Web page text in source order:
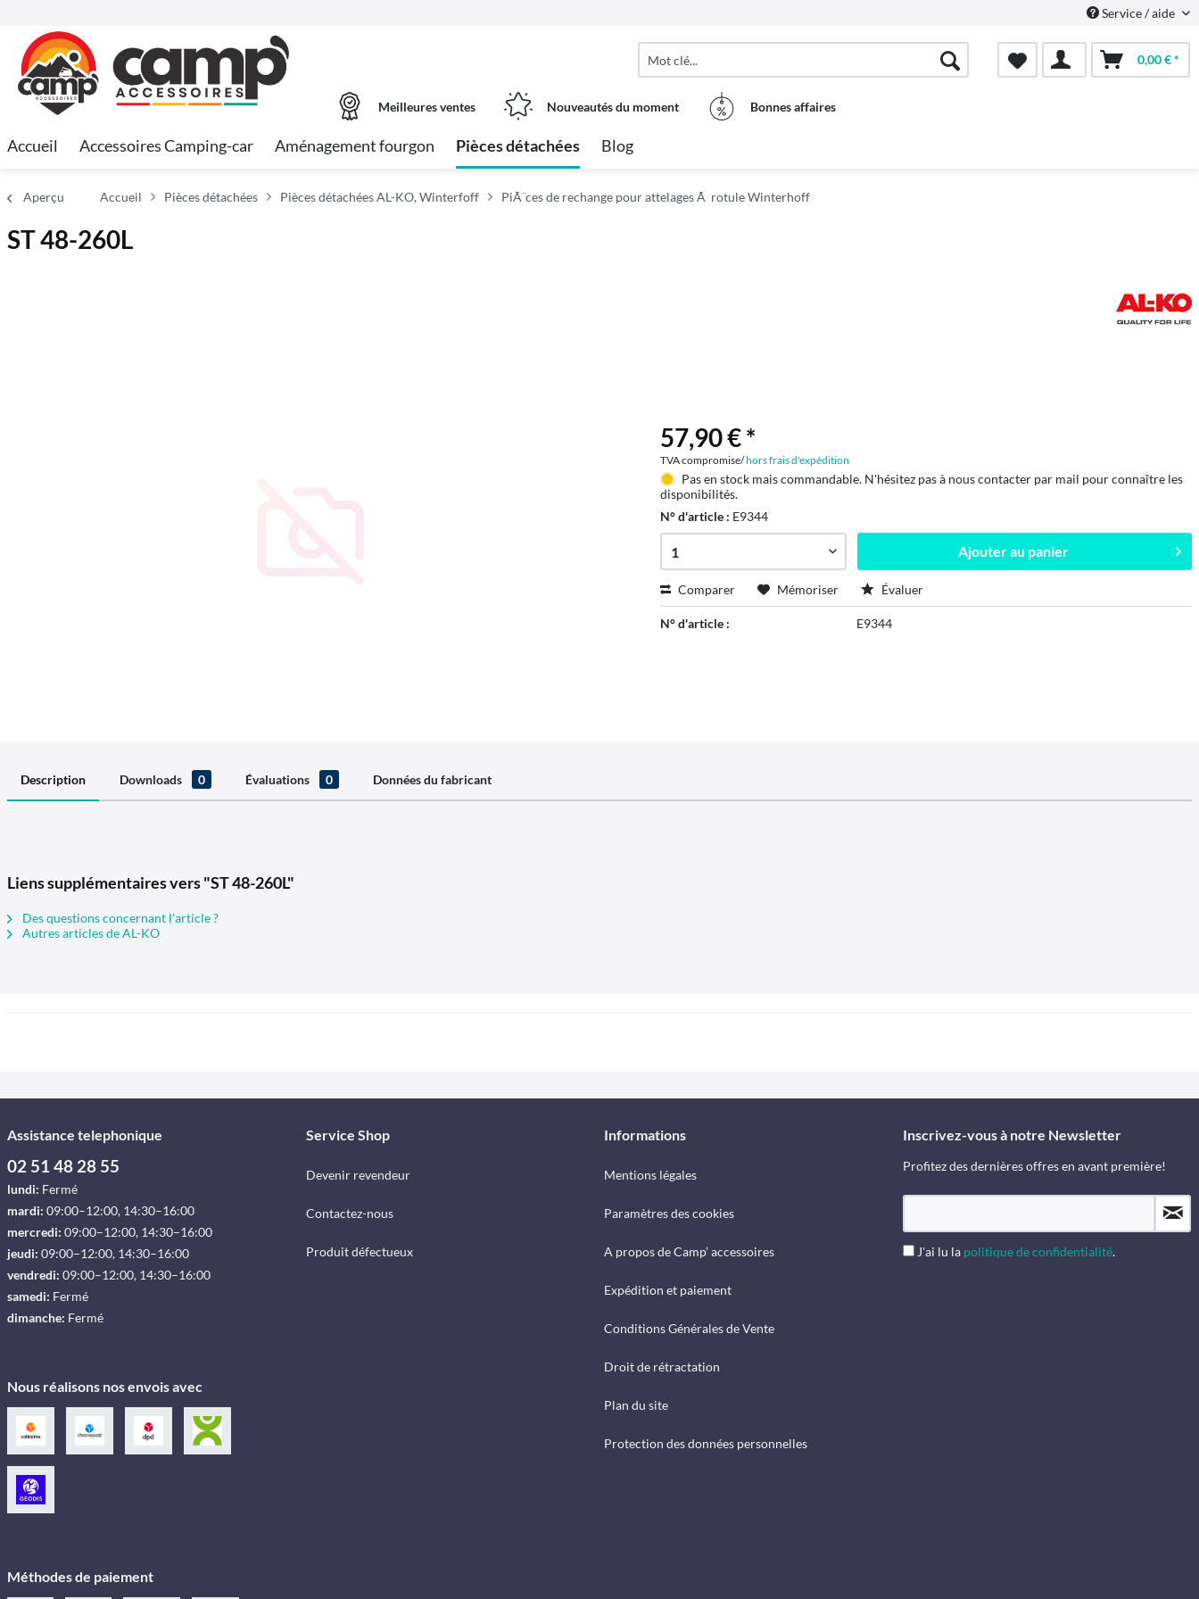
Service / aide
0,00 € *
Meilleures ventes Nouveautés du moment Bonnes affaires
Accueil Accessoires Camping-car Aménagement fourgon Pièces détachées Blog
Aperçu Accueil Pièces détachées Pièces détachées AL-KO, Winterfoff PiÃ¨ces de rechange pour attelages Ã rotule Winterhoff
ST 48-260L
57,90 € *
TVA compromise/hors frais d'expédition
Pas en stock mais commandable. N'hésitez pas à nous contacter par mail pour connaître les
disponibilités.
N° d'article : E9344
Ajouter au panier
Comparer Mémoriser Évaluer
N° d'article : E9344
Description Downloads 0 Évaluations 0 Données du fabricant
Liens supplémentaires vers "ST 48-260L"
Des questions concernant l'article ?
Autres articles de AL-KO
Assistance telephonique
02 51 48 28 55
lundi: Fermé
mardi: 09:00–12:00, 14:30–16:00
mercredi: 09:00–12:00, 14:30–16:00
jeudi: 09:00–12:00, 14:30–16:00
vendredi: 09:00–12:00, 14:30–16:00
samedi: Fermé
dimanche: Fermé
Nous réalisons nos envois avec
Méthodes de paiement
Service Shop
Devenir revendeur
Contactez-nous
Produit défectueux
Informations
Mentions légales
Paramètres des cookies
A propos de Camp’ accessoires
Expédition et paiement
Conditions Générales de Vente
Droit de rétractation
Plan du site
Protection des données personnelles
Inscrivez-vous à notre Newsletter
Profitez des dernières offres en avant première!
J'ai lu la politique de confidentialité.